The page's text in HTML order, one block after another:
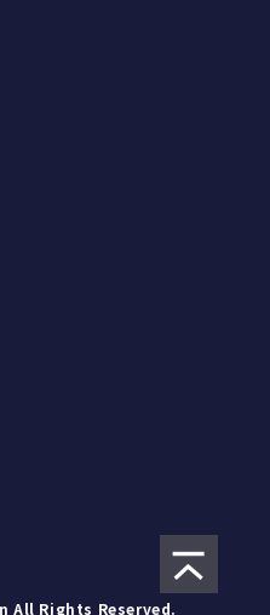
All Rights Reserved.